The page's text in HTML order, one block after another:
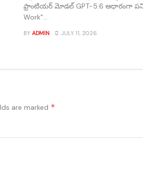
ఫ్రాంటియర్ మోడల్ GPT-5.6 ఆధారంగా
Work"...
BY ADMIN JULY 11, 2026
are marked *